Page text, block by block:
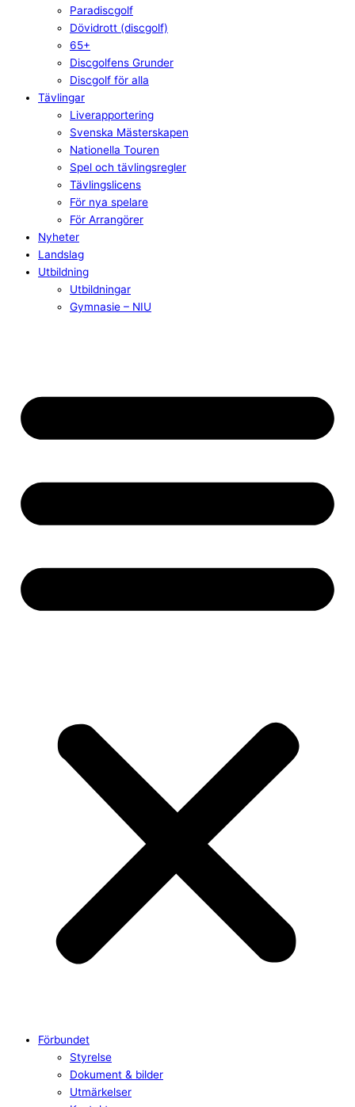
Paradiscgolf
Dövidrott (discgolf)
65+
Discgolfens Grunder
Discgolf för alla
Tävlingar
Liverapportering
Svenska Mästerskapen
Nationella Touren
Spel och tävlingsregler
Tävlingslicens
För nya spelare
För Arrangörer
Nyheter
Landslag
Utbildning
Utbildningar
Gymnasie – NIU
Förbundet
Styrelse
Dokument & bilder
Utmärkelser